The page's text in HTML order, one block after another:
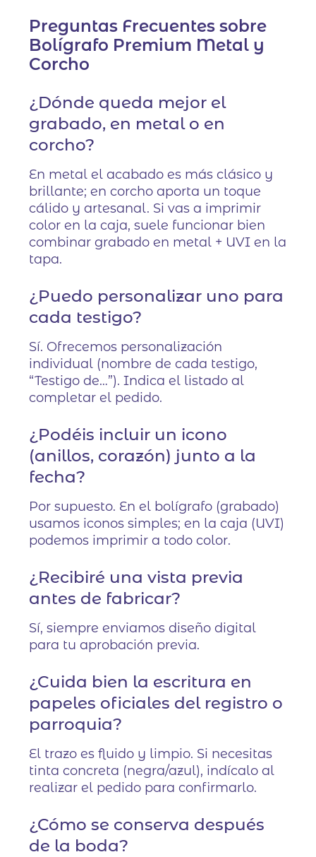
Preguntas Frecuentes sobre
Bolígrafo Premium Metal y
Corcho
¿Dónde queda mejor el
grabado, en metal o en
corcho?
En metal el acabado es más clásico y
brillante; en corcho aporta un toque
cálido y artesanal. Si vas a imprimir
color en la caja, suele funcionar bien
combinar grabado en metal + UVI en la
tapa.
¿Puedo personalizar uno para
cada testigo?
Sí. Ofrecemos personalización
individual (nombre de cada testigo,
“Testigo de…”). Indica el listado al
completar el pedido.
¿Podéis incluir un icono
(anillos, corazón) junto a la
fecha?
Por supuesto. En el bolígrafo (grabado)
usamos iconos simples; en la caja (UVI)
podemos imprimir a todo color.
¿Recibiré una vista previa
antes de fabricar?
Sí, siempre enviamos diseño digital
para tu aprobación previa.
¿Cuida bien la escritura en
papeles oficiales del registro o
parroquia?
El trazo es fluido y limpio. Si necesitas
tinta concreta (negra/azul), indícalo al
realizar el pedido para confirmarlo.
¿Cómo se conserva después
de la boda?